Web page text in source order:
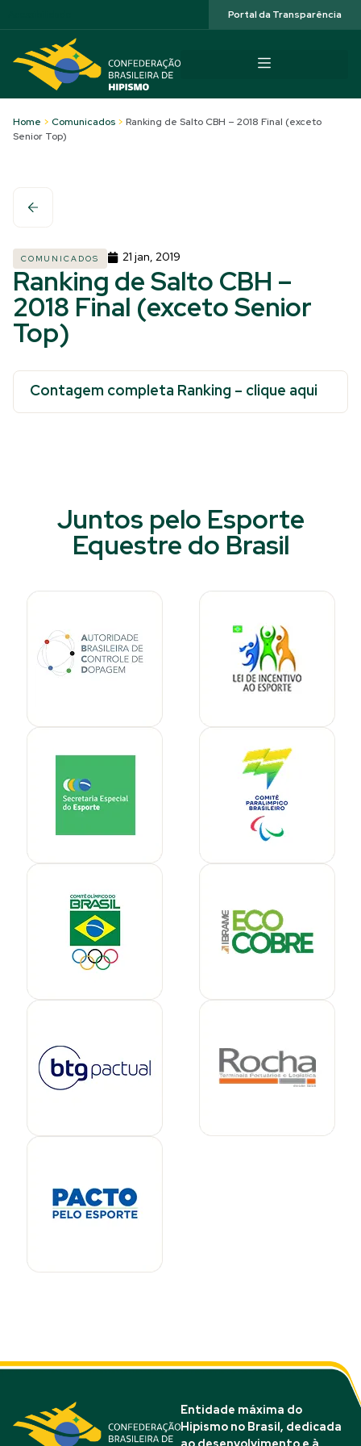
Portal da Transparência
Home > Comunicados > Ranking de Salto CBH – 2018 Final (exceto
Senior Top)
COMUNICADOS 21 jan, 2019
Ranking de Salto CBH –
2018 Final (exceto Senior
Top)
Contagem completa Ranking – clique aqui
Juntos pelo Esporte
Equestre do Brasil
Entidade máxima do
Hipismo no Brasil, dedicada